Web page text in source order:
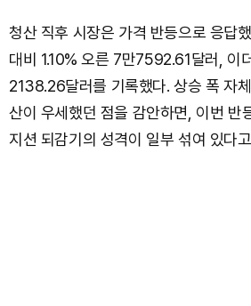
청산 직후 시장은 가격 반등으로 응답
대비 1.10% 오른 7만7592.61달러, 이
2138.26달러를 기록했다. 상승 폭 자
산이 우세했던 점을 감안하면, 이번 반
지션 되감기의 성격이 일부 섞여 있다